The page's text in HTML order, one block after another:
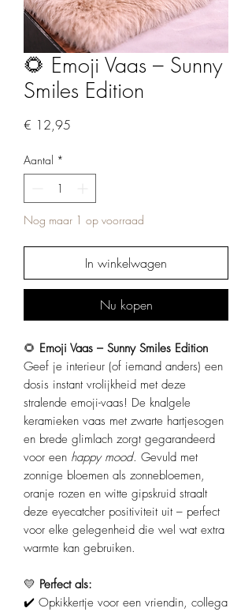
🌻 Emoji Vaas – Sunny
Smiles Edition
€ 12,95
Aantal *
Nog maar 1 op voorraad
In winkelwagen
Nu kopen
🌻 Emoji Vaas – Sunny Smiles Edition
Geef je interieur (of iemand anders) een
dosis instant vrolijkheid met deze
stralende emoji-vaas! De knalgele
keramieken vaas met zwarte hartjesogen
en brede glimlach zorgt gegarandeerd
voor een happy mood. Gevuld met
zonnige bloemen als zonnebloemen,
oranje rozen en witte gipskruid straalt
deze eyecatcher positiviteit uit – perfect
voor elke gelegenheid die wel wat extra
warmte kan gebruiken.
💛 Perfect als:
✔️ Opkikkertje voor een vriendin, collega